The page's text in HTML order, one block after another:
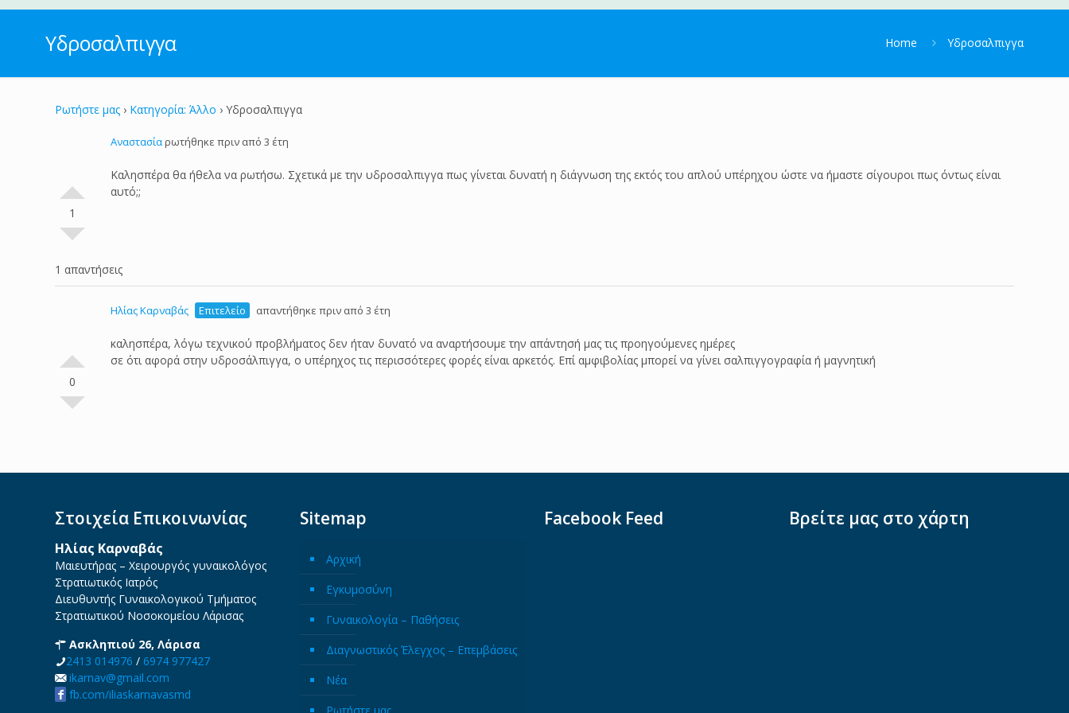
Υδροσαλπιγγα Home Υδροσαλπιγγα
Ρωτήστε μας › Κατηγορία: Άλλο ›Υδροσαλπιγγα
1
Αναστασίαρωτήθηκε πριν από 3 έτη
Καλησπέρα θα ήθελα να ρωτήσω. Σχετικά με την υδροσαλπιγγα πως γίνεται δυνατή η διάγνωση της εκτός του απλού υπέρηχου ώστε να ήμαστε σίγουροι πως όντως είναι
αυτό;;
1 απαντήσεις
0
Ηλίας Καρναβάς Επιτελείο απαντήθηκε πριν από 3 έτη
καλησπέρα, λόγω τεχνικού προβλήματος δεν ήταν δυνατό να αναρτήσουμε την απάντησή μας τις προηγούμενες ημέρες
σε ότι αφορά στην υδροσάλπιγγα, ο υπέρηχος τις περισσότερες φορές είναι αρκετός. Επί αμφιβολίας μπορεί να γίνει σαλπιγγογραφία ή μαγνητική
Στοιχεία Επικοινωνίας
Ηλίας Καρναβάς
Μαιευτήρας – Χειρουργός γυναικολόγος
Στρατιωτικός Ιατρός
Διευθυντής Γυναικολογικού Τμήματος
Στρατιωτικού Νοσοκομείου Λάρισας
Ασκληπιού 26, Λάρισα
2413 014976 / 6974 977427
ikarnav@gmail.com
fb.com/iliaskarnavasmd
Sitemap
Αρχική
Εγκυμοσύνη
Γυναικολογία – Παθήσεις
Διαγνωστικός Έλεγχος – Επεμβάσεις
Νέα
Facebook Feed Βρείτε μας στο χάρτη